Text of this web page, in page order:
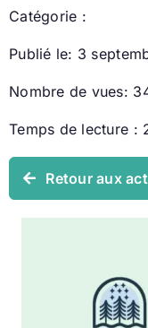
Catégorie :
Publié le: 3
Nombre de vues:
Temps de lecture :
Retour aux